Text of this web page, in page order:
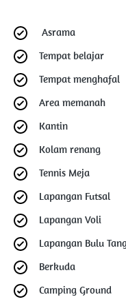
Asrama
Tempat belajar
Tempat menghafal
Area memanah
Kantin
Kolam renang
Tennis Meja
Lapangan Futsal
Lapangan Voli
Lapangan Bulu
Berkuda
Camping Ground